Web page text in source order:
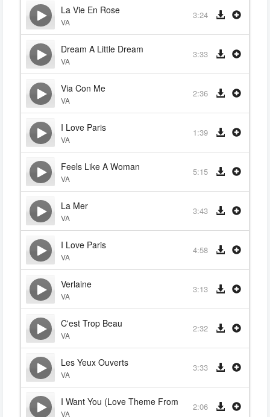
La Vie En Rose
VA
3:24
Dream A Little Dream
VA
3:33
Via Con Me
VA
2:36
I Love Paris
VA
1:39
Feels Like A Woman
VA
5:15
La Mer
VA
3:43
I Love Paris
VA
4:58
Verlaine
VA
3:13
C'est Trop Beau
VA
2:32
Les Yeux Ouverts
VA
3:33
I Want You (Love Theme From 'French Kiss')
VA
2:06